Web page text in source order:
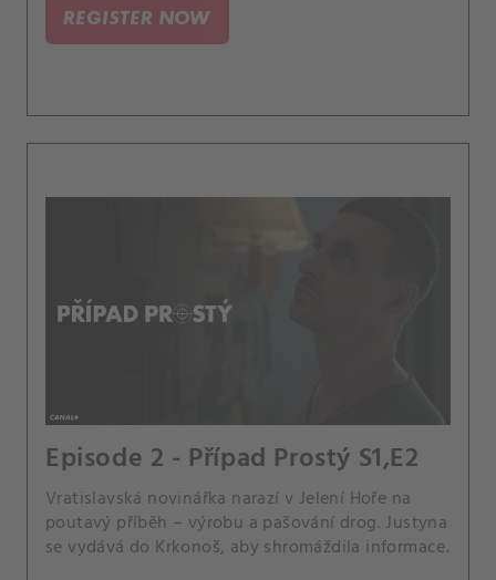
REGISTER NOW
Episode 2 - Případ Prostý S1,E2
Vratislavská novinářka narazí v Jelení Hoře na
poutavý příběh – výrobu a pašování drog. Justyna
se vydává do Krkonoš, aby shromáždila informace.